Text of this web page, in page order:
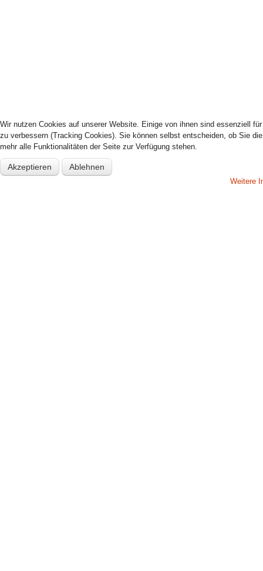
Wir nutzen Cookies auf unserer Website. Einige von ihnen sind essenziell
zu verbessern (Tracking Cookies). Sie können selbst entscheiden, ob Sie
mehr alle Funktionalitäten der Seite zur Verfügung stehen.
Akzeptieren Ablehnen
Weitere